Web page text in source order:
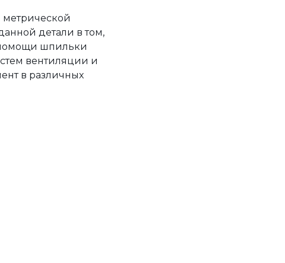
детали в том,
шпильки
вентиляции и
в различных